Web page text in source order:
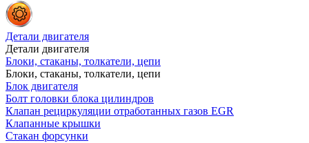
Детали двигателя
Детали двигателя
Блоки, стаканы, толкатели, цепи
Блоки, стаканы, толкатели, цепи
Блок двигателя
Болт головки блока цилиндров
Клапан рециркуляции отработанных газов EGR
Клапанные крышки
Стакан форсунки